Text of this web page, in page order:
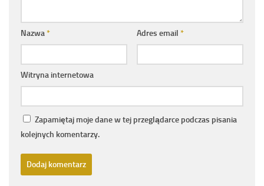
Nazwa* Adres email *
Witryna internetowa
Zapamiętaj moje dane w tej przeglądarce podczas pisania
kolejnych komentarzy.